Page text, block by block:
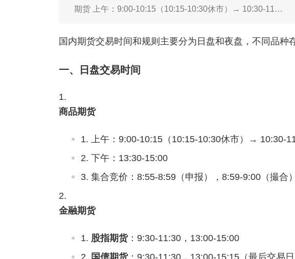
期货‌ 上午：9:00-10:15（10:15-10:30休市）→ 10:30-11…
国内期货交易时间和规则主要分为日盘和夜盘，不同品种
一、日盘交易时间
商品期货
上午：9:00-10:15（10:15-10:30休市）→ 10:30-
下午：13:30-15:00‌
集合竞价：8:55-8:59（申报），8:59-9:00（撮合）‌
金融期货
股指期货‌：9:30-11:30，13:00-15:00‌
国债期货：9:30-11:30，13:00-15:15（最后交易日